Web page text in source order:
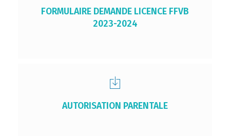
FORMULAIRE DEMANDE LICENCE FFVB
2023-2024
AUTORISATION PARENTALE